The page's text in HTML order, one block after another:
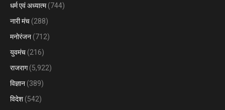
धर्म एवं अध्यात्म(744)
नारी मंच (288)
मनोरंजन (712)
युवमंच (216)
राजराग(5,922)
विज्ञान (389)
विदेश (542)